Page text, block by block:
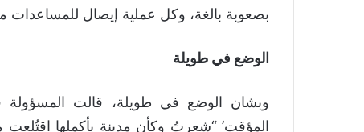
بصعوبة بالغة، وكل عملية إيصال للمساعدات
الوضع في طويلة
وبشان الوضع في طويلة، قالت
المؤقت’ “شعرتُ وكأن مدينة بأكملها اقتُلعت